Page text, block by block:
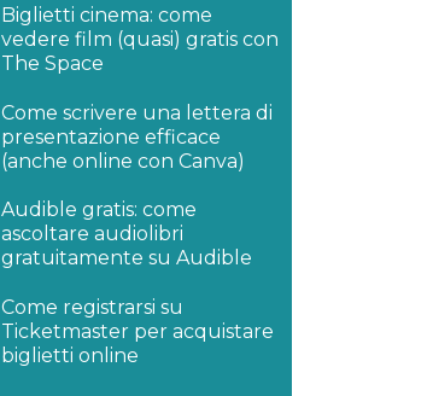
Biglietti cinema: come
vedere film (quasi) gratis con
The Space
Come scrivere una lettera di
presentazione efficace
(anche online con Canva)
Audible gratis: come
ascoltare audiolibri
gratuitamente su Audible
Come registrarsi su
Ticketmaster per acquistare
biglietti online